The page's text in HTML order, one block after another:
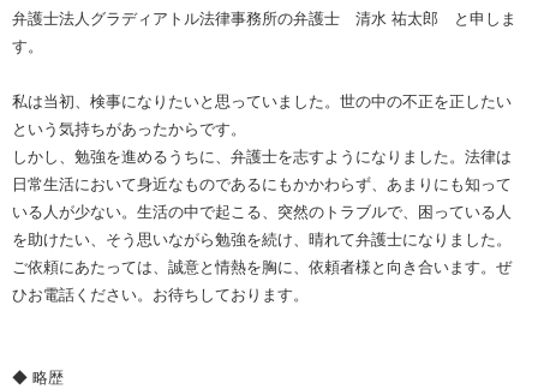
弁護士法人グラディアトル法律事務所の弁護士 清水 祐太郎 と申しま
す。
私は当初、検事になりたいと思っていました。世の中の不正を正したい
という気持ちがあったからです。
しかし、勉強を進めるうちに、弁護士を志すようになりました。法律は
日常生活において身近なものであるにもかかわらず、あまりにも知って
いる人が少ない。生活の中で起こる、突然のトラブルで、困っている人
を助けたい、そう思いながら勉強を続け、晴れて弁護士になりました。
ご依頼にあたっては、誠意と情熱を胸に、依頼者様と向き合います。ぜ
ひお電話ください。お待ちしております。
◆ 略歴